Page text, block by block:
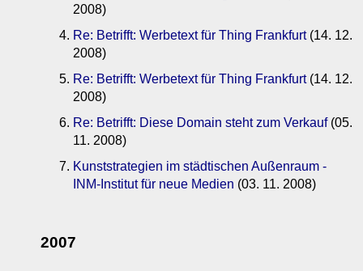
2008)
Re: Betrifft: Werbetext für Thing Frankfurt(14. 12.
2008)
Re: Betrifft: Werbetext für Thing Frankfurt(14. 12.
2008)
Re: Betrifft: Diese Domain steht zum Verkauf(05.
11. 2008)
Kunststrategien im städtischen Außenraum -
INM-Institut für neue Medien (03. 11. 2008)
2007